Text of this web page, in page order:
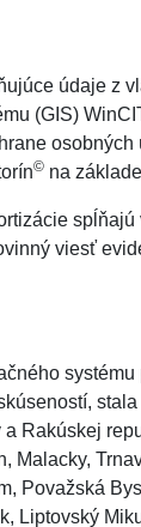
údaje z
(GIS)
© na
viesť
Rakúskej
Malacky,
Považská
Liptovský